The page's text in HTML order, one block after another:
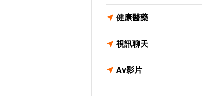
健康醫藥
視訊聊天
Av影片